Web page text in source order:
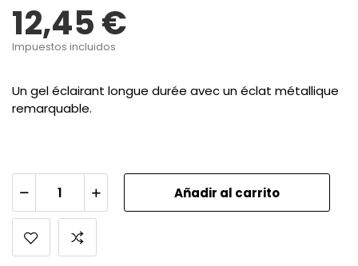
12,45 €
Impuestos incluidos
Un gel éclairant longue durée avec un éclat métallique
remarquable.
Añadir al carrito